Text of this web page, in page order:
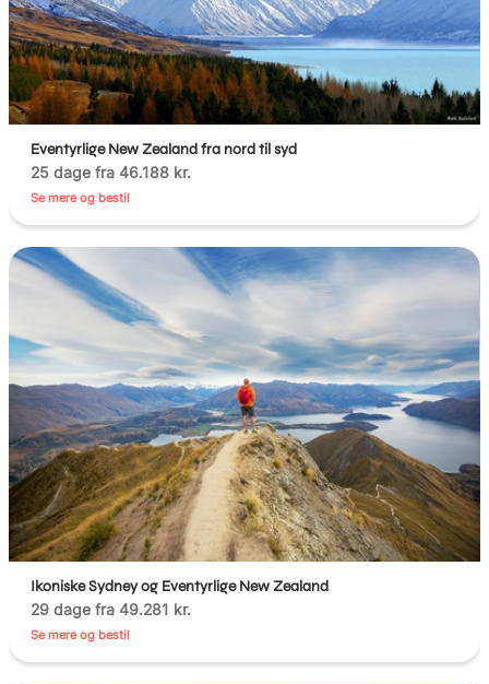
Eventyrlige New Zealand fra nord til syd
25 dage fra 46.188 kr.
Se mere og bestil
Ikoniske Sydney og Eventyrlige New Zealand
29 dage fra 49.281 kr.
Se mere og bestil